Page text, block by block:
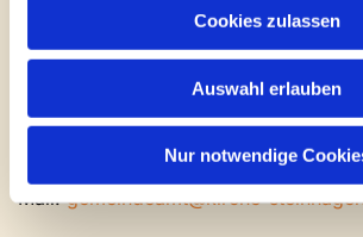
Cookies zulassen
Auswahl erlauben
Nur notwendige
Montag: geschlossen
Dienstag bis Freitag: 9 - 12 Uhr
Nachmittags nach Vereinbarung
Fax: 0 52 04 / 25 65
Mail:gemeindeamt@kirche-